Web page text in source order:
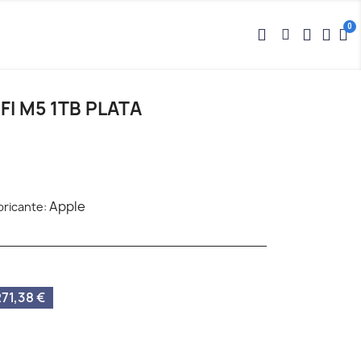
M5 1TB PLATA
Apple
€